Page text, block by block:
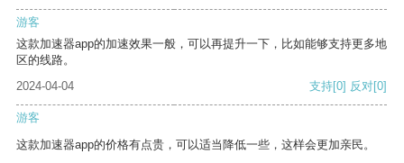
游客
这款加速器app的加速效果一般，可以再提升一下，比如能够支持更多地
区的线路。
2024-04-04
支持[0] 反对[0]
游客
这款加速器app的价格有点贵，可以适当降低一些，这样会更加亲民。